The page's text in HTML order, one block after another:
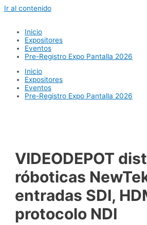
Ir al contenido
Inicio
Expositores
Eventos
Pre-Registro Expo Pantalla 2026
Inicio
Expositores
Eventos
Pre-Registro Expo Pantalla 2026
VIDEODEPOT
róboticas
entradas SDI,
protocolo NDI